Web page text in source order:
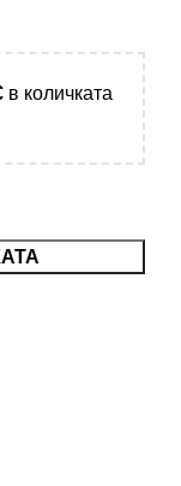
в количката